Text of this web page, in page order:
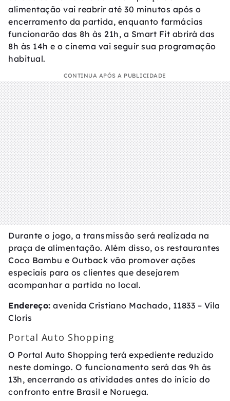
alimentação vai reabrir até 30 minutos após o
encerramento da partida, enquanto farmácias
funcionarão das 8h às 21h, a Smart Fit abrirá das
8h às 14h e o cinema vai seguir sua programação
habitual.
CONTINUA APÓS A PUBLICIDADE
Durante o jogo, a transmissão será realizada na
praça de alimentação. Além disso, os restaurantes
Coco Bambu e Outback vão promover ações
especiais para os clientes que desejarem
acompanhar a partida no local.
Endereço: avenida Cristiano Machado, 11833 – Vila
Cloris
Portal Auto Shopping
O Portal Auto Shopping terá expediente reduzido
neste domingo. O funcionamento será das 9h às
13h, encerrando as atividades antes do início do
confronto entre Brasil e Noruega.